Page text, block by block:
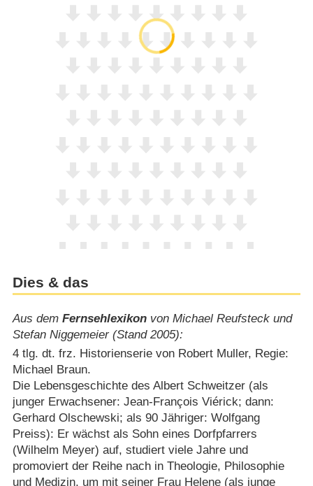
Dies & das
Aus dem Fernsehlexikonvon Michael Reufsteck und
Stefan Niggemeier (Stand 2005):
4 tlg. dt. frz. Historienserie von Robert Muller, Regie:
Michael Braun.
Die Lebensgeschichte des Albert Schweitzer (als
junger Erwachsener: Jean-François Viérick; dann:
Gerhard Olschewski; als 90 Jähriger: Wolfgang
Preiss): Er wächst als Sohn eines Dorfpfarrers
(Wilhelm Meyer) auf, studiert viele Jahre und
promoviert der Reihe nach in Theologie, Philosophie
und Medizin, um mit seiner Frau Helene (als junge